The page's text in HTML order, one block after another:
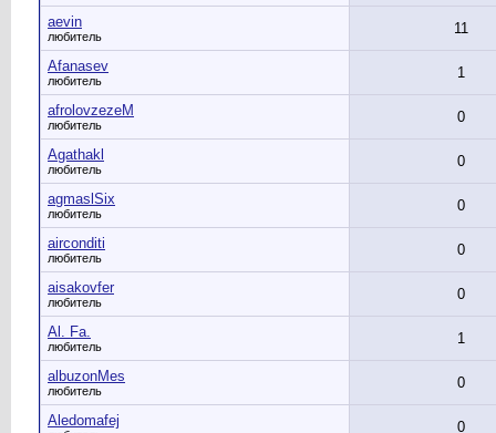
aevin
любитель 11
Afanasev
любитель 1
afrolovzezeM
любитель 0
Agathakl
любитель 0
agmaslSix
любитель 0
airconditi
любитель 0
aisakovfer
любитель 0
Al. Fa.
любитель 1
albuzonMes
любитель 0
Aledomafej 0